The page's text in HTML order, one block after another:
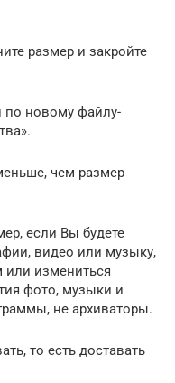
размер и закройте
по новому файлу-
чем размер
если Вы будете
видео или музыку,
или измениться
фото, музыки и
не архиваторы.
то есть доставать